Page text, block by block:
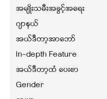
အမျိုးသမီးအခွင့်အရေး
ဂျာနယ်
အယ်ဒီတာ့အာဘော်
In-depth Feature
အယ်ဒီတာ့ထံ ပေးစာ
Gender